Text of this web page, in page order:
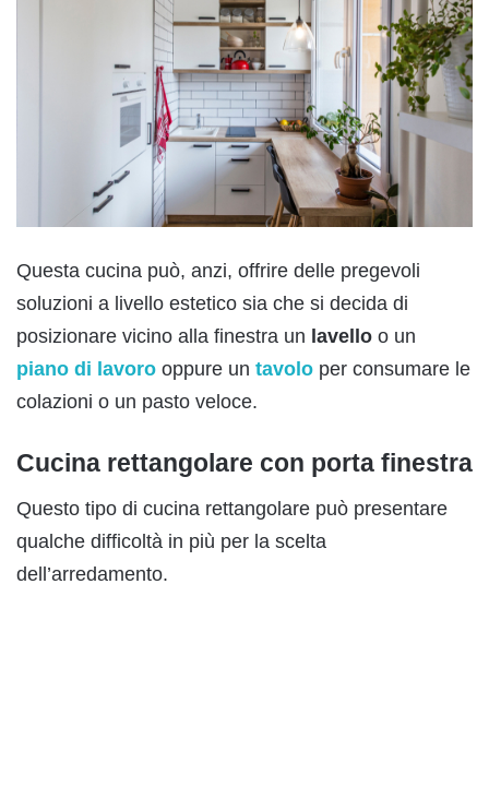
Questa cucina può, anzi, offrire delle pregevoli
soluzioni a livello estetico sia che si decida di
posizionare vicino alla finestra un lavello o un
piano di lavoro oppure un tavolo per consumare le
colazioni o un pasto veloce.
Cucina rettangolare con porta finestra
Questo tipo di cucina rettangolare può presentare
qualche difficoltà in più per la scelta
dell’arredamento.